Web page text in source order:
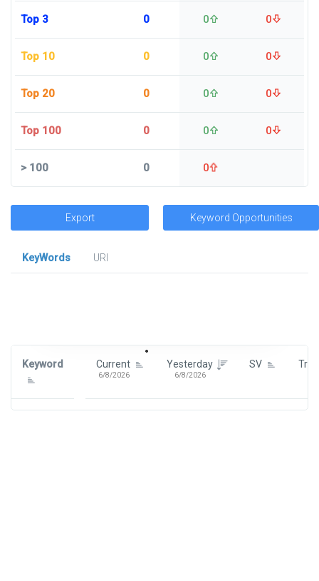
Top 3 0 0 0
Top 10 0 0 0
Top 20 0 0 0
Top 100 0 0 0
>100 0 0
Export Keyword Opportunities
KeyWords
URl
Keyword Current
6/8/2026
Yesterday
6/8/2026
SV